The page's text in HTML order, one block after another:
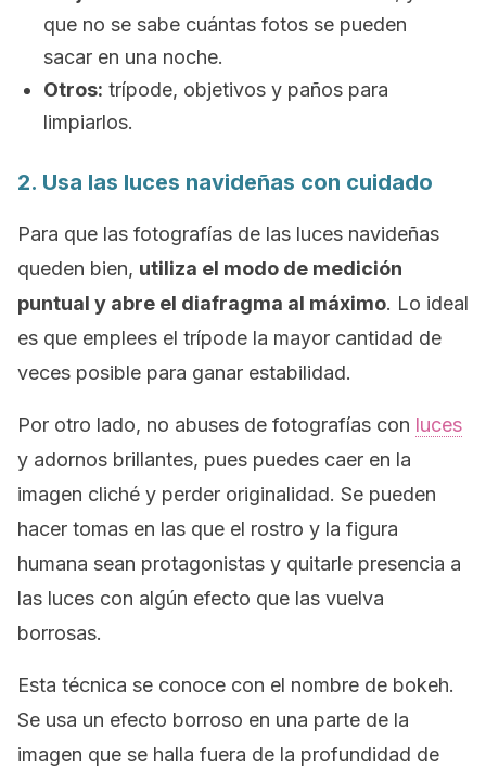
que no se sabe cuántas fotos se pueden
sacar en una noche.
Otros: trípode, objetivos y paños para
limpiarlos.
2. Usa las luces navideñas con cuidado
Para que las fotografías de las luces navideñas
queden bien, utiliza el modo de medición
puntual y abre el diafragma al máximo. Lo ideal
es que emplees el trípode la mayor cantidad de
veces posible para ganar estabilidad.
Por otro lado, no abuses de fotografías con luces
y adornos brillantes, pues puedes caer en la
imagen cliché y perder originalidad. Se pueden
hacer tomas en las que el rostro y la figura
humana sean protagonistas y quitarle presencia a
las luces con algún efecto que las vuelva
borrosas.
Esta técnica se conoce con el nombre de bokeh.
Se usa un efecto borroso en una parte de la
imagen que se halla fuera de la profundidad de